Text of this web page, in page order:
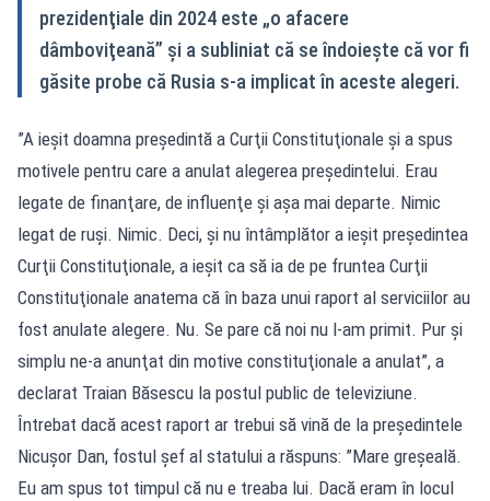
prezidenţiale din 2024 este „o afacere
dâmboviţeană” şi a subliniat că se îndoieşte că vor fi
găsite probe că Rusia s-a implicat în aceste alegeri.
”A ieşit doamna preşedintă a Curţii Constituţionale şi a spus
motivele pentru care a anulat alegerea preşedintelui. Erau
legate de finanţare, de influenţe şi aşa mai departe. Nimic
legat de ruşi. Nimic. Deci, şi nu întâmplător a ieşit preşedintea
Curţii Constituţionale, a ieşit ca să ia de pe fruntea Curţii
Constituţionale anatema că în baza unui raport al serviciilor au
fost anulate alegere. Nu. Se pare că noi nu l-am primit. Pur şi
simplu ne-a anunţat din motive constituţionale a anulat”, a
declarat Traian Băsescu la postul public de televiziune.
Întrebat dacă acest raport ar trebui să vină de la preşedintele
Nicușor Dan, fostul șef al statului a răspuns: ”Mare greşeală.
Eu am spus tot timpul că nu e treaba lui. Dacă eram în locul